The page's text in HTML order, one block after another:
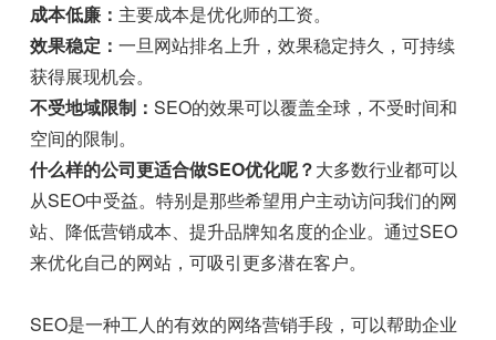
成本低廉： 主要成本是优化师的工资。
效果稳定：一旦网站排名上升，效果稳定持久，可持续
获得展现机会。
不受地域限制：SEO的效果可以覆盖全球，不受时间和
空间的限制。
什么样的公司更适合做SEO优化呢？大多数行业都可以
从SEO中受益。特别是那些希望用户主动访问我们的网
站、降低营销成本、提升品牌知名度的企业。通过SEO
来优化自己的网站，可吸引更多潜在客户。
SEO是一种工人的有效的网络营销手段，可以帮助企业